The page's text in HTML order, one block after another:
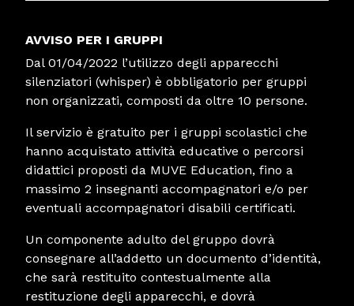
AVVISO PER I GRUPPI
Dal 01/04/2022 l’utilizzo degli apparecchi
silenziatori (whisper) è obbligatorio per gruppi
non organizzati, composti da oltre 10 persone.
Il servizio è gratuito per i gruppi scolastici che
hanno acquistato attività educative o percorsi
didattici proposti da MUVE Education, fino a
massimo 2 insegnanti accompagnatori e/o per
eventuali accompagnatori disabili certificati.
Un componente adulto del gruppo dovrà
consegnare all’addetto un documento d’identità,
che sarà restituito contestualmente alla
restituzione degli apparecchi, e dovrà